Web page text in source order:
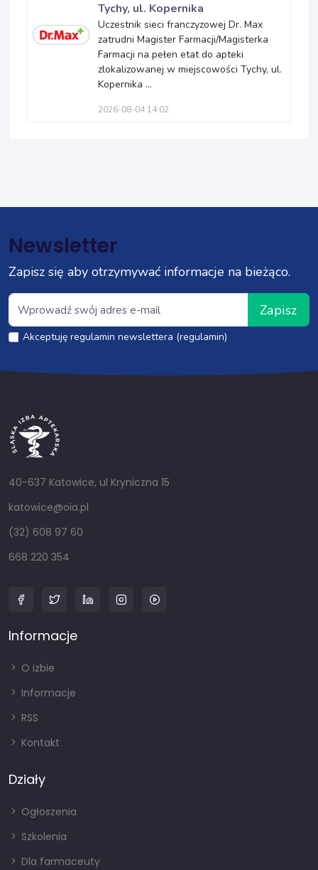
Tychy, ul. Kopernika
Uczestnik sieci franczyzowej Dr. Max
zatrudni Magister Farmacji/Magisterka
Farmacji na pełen etat do apteki
zlokalizowanej w miejscowości Tychy, ul.
Kopernika ...
2026-08-04 14:02
Newsletter
Zapisz się aby otrzymywać informacje na bieżąco.
Zapisz
Akceptuję regulamin newslettera (regulamin)
40-637 Katowice, ul Kryniczna 15
katowice@oia.pl
(32) 608 97 60
668 220 354
Informacje
O izbie
Informacje
RSS
Kontakt
Działy
Ogłoszenia
Szkolenia
Dla farmaceuty